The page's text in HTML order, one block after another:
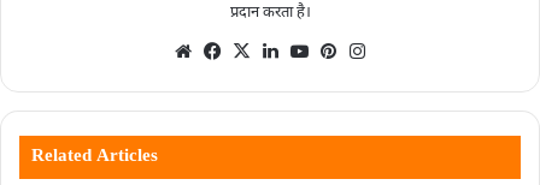
प्रदान करता है।
Related Articles